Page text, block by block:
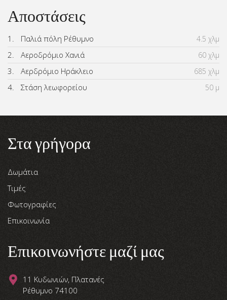
Αποστάσεις
1. Παλιά πόλη Ρέθυμνο 4.5 χλμ
2. Αεροδρόμιο Χανιά 60 χλμ
3. Αερδρόμιο Ηράκλειο 685 χλμ
4. Στάση λεωφορείου 50 μ
Στα γρήγορα
Δωμάτια
Τιμές
Φωτογραφίες
Επικοινωνία
Επικοινωνήστε μαζί μας
11 Κυδωνιών, Πλατανές
Ρέθυμνο 74100